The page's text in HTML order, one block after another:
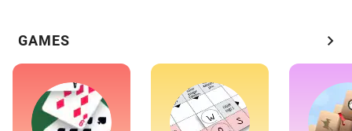
GAMES chevron_right